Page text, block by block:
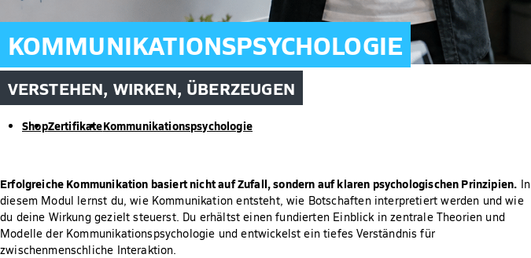
KOMMUNIKATIONSPSYCHOLOGIE
VERSTEHEN, WIRKEN, ÜBERZEUGEN
ShopZertifikateKommunikationspsychologie
Erfolgreiche Kommunikation basiert nicht auf Zufall, sondern auf klaren psychologischen Prinzipien. In
diesem Modul lernst du, wie Kommunikation entsteht, wie Botschaften interpretiert werden und wie
du deine Wirkung gezielt steuerst. Du erhältst einen fundierten Einblick in zentrale Theorien und
Modelle der Kommunikationspsychologie und entwickelst ein tiefes Verständnis für
zwischenmenschliche Interaktion.